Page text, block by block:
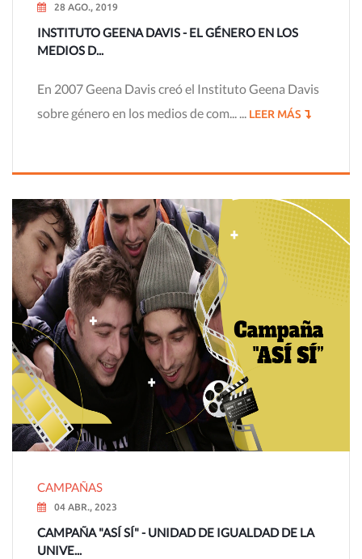
28 AGO., 2019
INSTITUTO GEENA DAVIS - EL GÉNERO EN LOS
MEDIOS D...
En 2007 Geena Davis creó el Instituto Geena Davis
sobre género en los medios de com... ... LEER MÁS
CAMPAÑAS
04 ABR., 2023
CAMPAÑA "ASÍ SÍ" - UNIDAD DE IGUALDAD DE LA
UNIVE...